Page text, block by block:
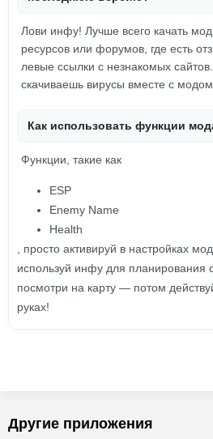
Лови инфу! Лучше всего качать
ресурсов или форумов, где есть
левые ссылки с незнакомых
скачиваешь вирусы вместе с
Как использовать функции
Функции, такие как
ESP
Enemy Name
Health
, просто активируй в настройках
используй инфу для планирования
посмотри на карту — потом
руках!
Другие приложения